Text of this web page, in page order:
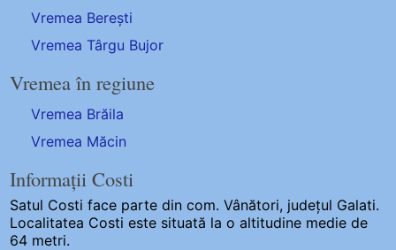
Vremea Berești
Vremea Târgu Bujor
Vremea în regiune
Vremea Brăila
Vremea Măcin
Informații Costi
Satul Costi face parte din com. Vânători, județul Galati.
Localitatea Costi este situată la o altitudine medie de
64 metri.